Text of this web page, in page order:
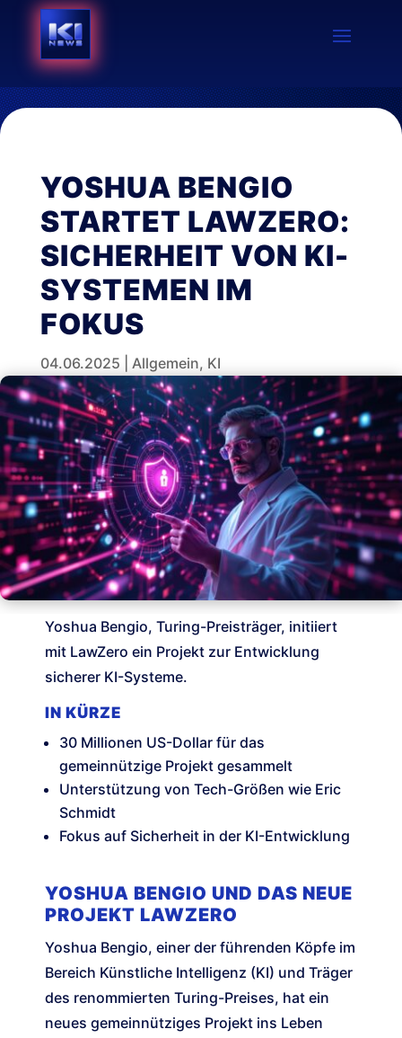
YOSHUA BENGIO
STARTET LAWZERO:
SICHERHEIT VON KI-
SYSTEMEN IM
FOKUS
04.06.2025 Allgemein, KI
Yoshua Bengio, Turing-Preisträger, initiiert
mit LawZero ein Projekt zur Entwicklung
sicherer KI-Systeme.
IN KÜRZE
30 Millionen US-Dollar für das
gemeinnützige Projekt gesammelt
Unterstützung von Tech-Größen wie Eric
Schmidt
Fokus auf Sicherheit in der KI-Entwicklung
YOSHUA BENGIO UND DAS NEUE
PROJEKT LAWZERO
Yoshua Bengio, einer der führenden Köpfe im
Bereich Künstliche Intelligenz (KI) und Träger
des renommierten Turing-Preises, hat ein
neues gemeinnütziges Projekt ins Leben